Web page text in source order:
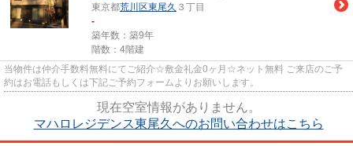
東京都荒川区東尾久 ３丁目
-
築年数：築9年
階数：4階建
当物件は仲介手数料無料にてご紹介☆敷金礼金0ヶ月☆ネット無料 ご来店のご予
約はお電話もしくは下記ご予約フォームよりお願いします。
現在空室情報がありません。
マハロレジデンス東尾久へのお問い合わせはこちら